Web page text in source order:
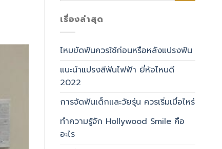
เรื่องล่าสุด
ไหมขัดฟันควรใช้ก่อนหรือหลังแปรงฟัน
แนะนำแปรงสีฟันไฟฟ้า ยี่ห้อไหนดี
2022
การจัดฟันเด็กและวัยรุ่น ควรเริ่มเมื่อไหร่
ทำความรู้จัก Hollywood Smile คือ
อะไร